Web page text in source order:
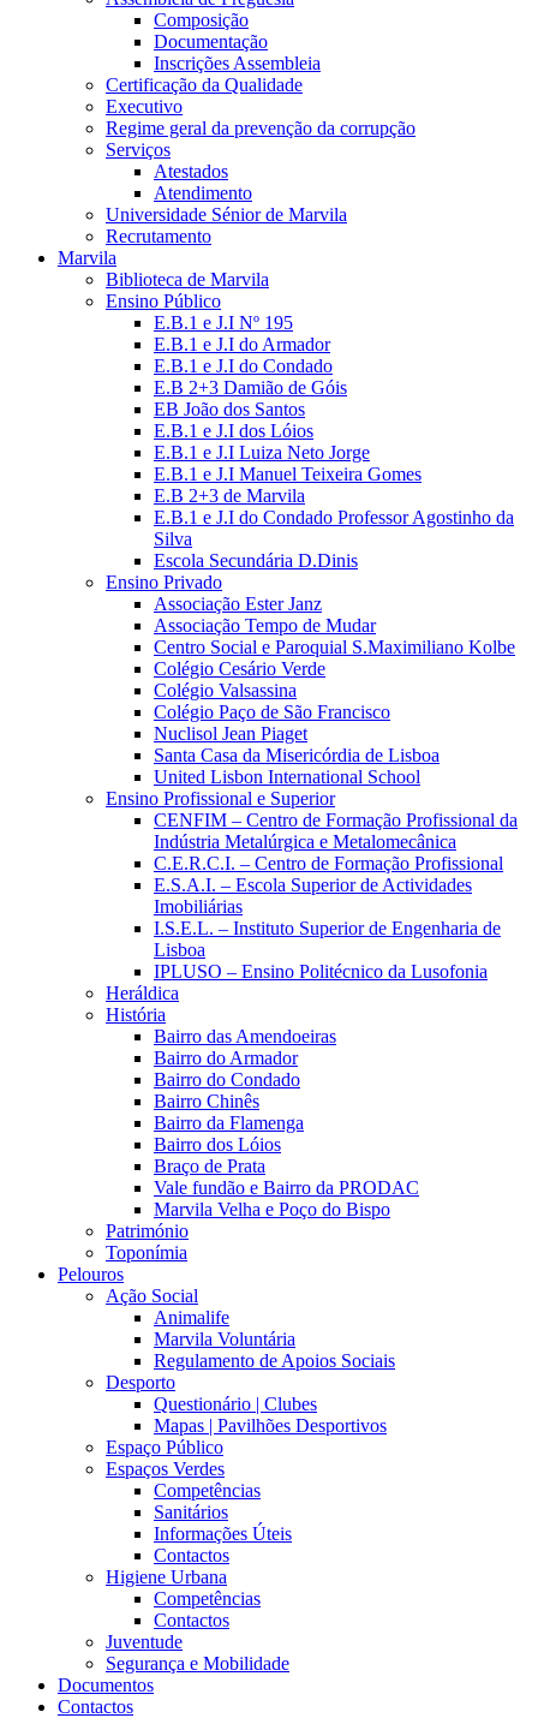
Composição
Documentação
Inscrições Assembleia
Certificação da Qualidade
Executivo
Regime geral da prevenção da corrupção
Serviços
Atestados
Atendimento
Universidade Sénior de Marvila
Recrutamento
Marvila
Biblioteca de Marvila
Ensino Público
E.B.1 e J.I Nº 195
E.B.1 e J.I do Armador
E.B.1 e J.I do Condado
E.B 2+3 Damião de Góis
EB João dos Santos
E.B.1 e J.I dos Lóios
E.B.1 e J.I Luiza Neto Jorge
E.B.1 e J.I Manuel Teixeira Gomes
E.B 2+3 de Marvila
E.B.1 e J.I do Condado Professor Agostinho da
Silva
Escola Secundária D.Dinis
Ensino Privado
Associação Ester Janz
Associação Tempo de Mudar
Centro Social e Paroquial S.Maximiliano Kolbe
Colégio Cesário Verde
Colégio Valsassina
Colégio Paço de São Francisco
Nuclisol Jean Piaget
Santa Casa da Misericórdia de Lisboa
United Lisbon International School
Ensino Profissional e Superior
CENFIM – Centro de Formação Profissional da
Indústria Metalúrgica e Metalomecânica
C.E.R.C.I. – Centro de Formação Profissional
E.S.A.I. – Escola Superior de Actividades
Imobiliárias
I.S.E.L. – Instituto Superior de Engenharia de
Lisboa
IPLUSO – Ensino Politécnico da Lusofonia
Heráldica
História
Bairro das Amendoeiras
Bairro do Armador
Bairro do Condado
Bairro Chinês
Bairro da Flamenga
Bairro dos Lóios
Braço de Prata
Vale fundão e Bairro da PRODAC
Marvila Velha e Poço do Bispo
Património
Toponímia
Pelouros
Ação Social
Animalife
Marvila Voluntária
Regulamento de Apoios Sociais
Desporto
Questionário | Clubes
Mapas | Pavilhões Desportivos
Espaço Público
Espaços Verdes
Competências
Sanitários
Informações Úteis
Contactos
Higiene Urbana
Competências
Contactos
Juventude
Segurança e Mobilidade
Documentos
Contactos